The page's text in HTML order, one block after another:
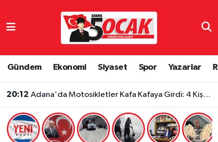
Gündem Ekonomi Siyaset Spor Yazarlar
20:12 Adana'da Motosikletler Kafa Kafaya Girdi: 4 Kişi Yaralandı
Dünya
Eğitim
Adana Nöbetçi Eczaneler
Adana Trafik Yoğunluk Haritası
Süper Lig Puan Durumu ve Fikstür